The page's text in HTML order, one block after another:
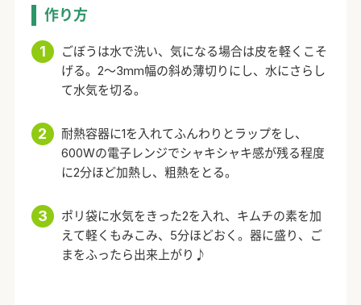
作り方
ごぼうは水で洗い、気になる場合は皮を軽くこそ
げる。2～3mm幅の斜め薄切りにし、水にさらし
て水気を切る。
耐熱容器に1を入れてふんわりとラップをし、
600Wの電子レンジでシャキシャキ感が残る程度
に2分ほど加熱し、粗熱をとる。
ポリ袋に水気をきった2を入れ、キムチの素を加
えて軽くもみこみ、5分ほどおく。器に盛り、ご
まをふったら出来上がり♪